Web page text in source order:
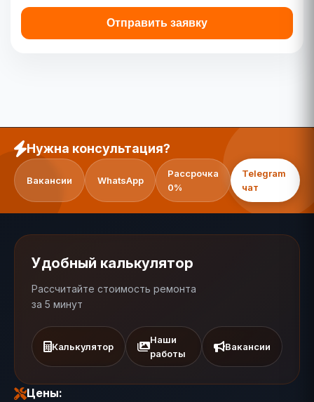
Отправить заявку
Нужна консультация?
Вакансии WhatsApp
Рассрочка
0%
Telegram
чат
Удобный калькулятор
Рассчитайте стоимость ремонта
за 5 минут
Калькулятор
Наши
работы
Вакансии
Цены: